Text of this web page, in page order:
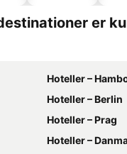
er
Hoteller –
Hoteller – Berlin
Hoteller – Prag
Hoteller –